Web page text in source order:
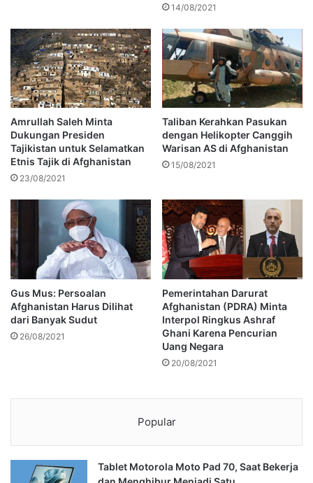
14/08/2021
Amrullah Saleh Minta
Dukungan Presiden
Tajikistan untuk Selamatkan
Etnis Tajik di Afghanistan
23/08/2021
Taliban Kerahkan Pasukan
dengan Helikopter Canggih
Warisan AS di Afghanistan
15/08/2021
Gus Mus: Persoalan
Afghanistan Harus Dilihat
dari Banyak Sudut
26/08/2021
Pemerintahan Darurat
Afghanistan (PDRA) Minta
Interpol Ringkus Ashraf
Ghani Karena Pencurian
Uang Negara
20/08/2021
Popular
Tablet Motorola Moto Pad 70, Saat Bekerja